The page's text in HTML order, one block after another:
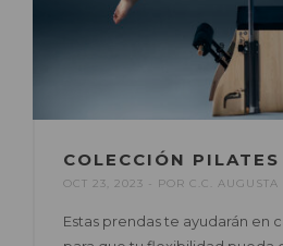
COLECCIÓN
OCT 23, 2023 POR C.C. AUGUSTA
Estas prendas te ayudarán en